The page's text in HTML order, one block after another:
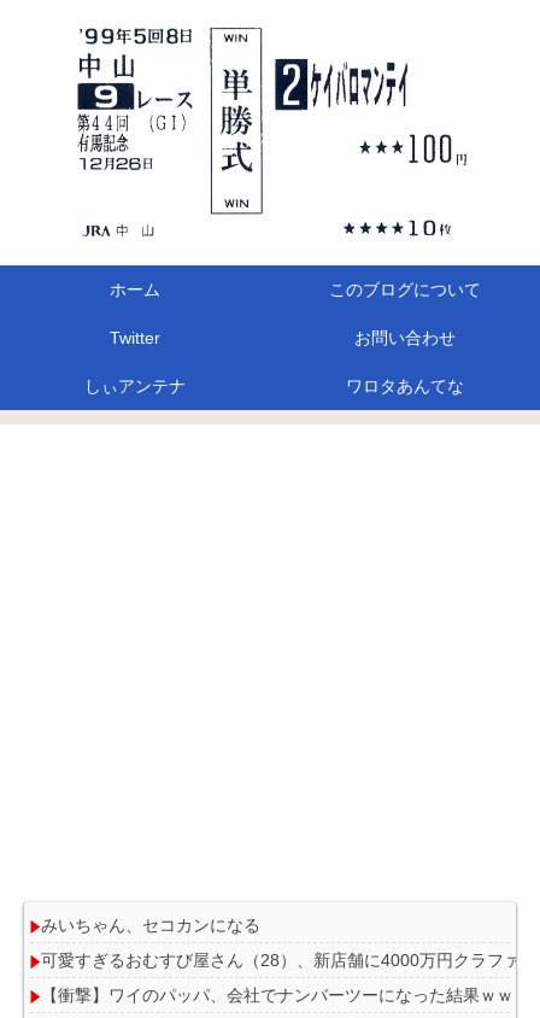
ホーム このブログについて
Twitter お問い合わせ
しぃアンテナ ワロタあんてな
みいちゃん、セコカンになる
可愛すぎるおむすび屋さん（28）、新店舗に4000万円クラファ
【衝撃】ワイのパッパ、会社でナンバーツーになった結果ｗｗｗ